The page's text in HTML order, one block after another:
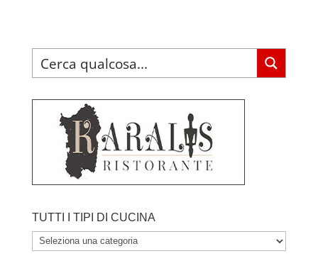
TUTTI I TIPI DI CUCINA
TUTTI